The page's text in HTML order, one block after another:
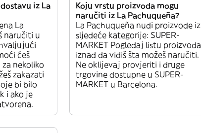
iz La
La
naručiti u
ćeš
nekoliko
zakazati
bi bilo
i ako je
Koju vrstu proizvoda mogu
naručiti iz La Pachuqueña?
La Pachuqueña nudi proizvode iz
sljedeće kategorije: SUPER-
MARKET Pogledaj listu proizvoda
iznad da vidiš šta možeš naručiti.
Ne oklijevaj provjeriti i druge
trgovine dostupne u SUPER-
MARKET u Barcelona.